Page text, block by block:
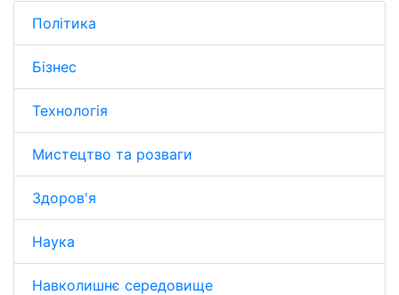
Політика
Бізнес
Технологія
Мистецтво та розваги
Здоров'я
Наука
Навколишнє середовище